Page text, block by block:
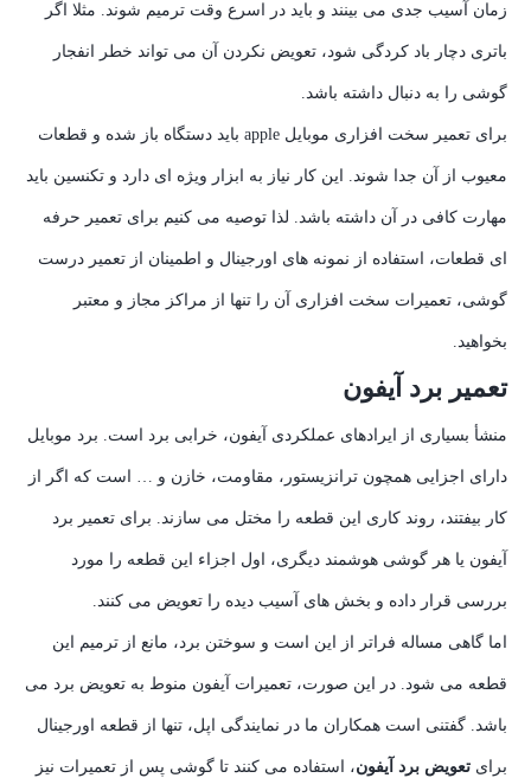
زمان آسیب جدی می بینند و باید در اسرع وقت ترمیم شوند. مثلا اگر
باتری دچار باد کردگی شود، تعویض نکردن آن می تواند خطر انفجار
گوشی را به دنبال داشته باشد.
برای تعمیر سخت افزاری موبایل apple باید دستگاه باز شده و قطعات
معیوب از آن جدا شوند. این کار نیاز به ابزار ویژه ای دارد و تکنسین باید
مهارت کافی در آن داشته باشد. لذا توصیه می کنیم برای تعمیر حرفه
ای قطعات، استفاده از نمونه های اورجینال و اطمینان از تعمیر درست
گوشی، تعمیرات سخت افزاری آن را تنها از مراکز مجاز و معتبر
بخواهید.
تعمیر برد آیفون
منشأ بسیاری از ایرادهای عملکردی آیفون، خرابی برد است. برد موبایل
دارای اجزایی همچون ترانزیستور، مقاومت، خازن و … است که اگر از
کار بیفتند، روند کاری این قطعه را مختل می سازند. برای تعمیر برد
آیفون یا هر گوشی هوشمند دیگری، اول اجزاء این قطعه را مورد
بررسی قرار داده و بخش های آسیب دیده را تعویض می کنند.
اما گاهی مساله فراتر از این است و سوختن برد، مانع از ترمیم این
قطعه می شود. در این صورت، تعمیرات آیفون منوط به تعویض برد می
باشد. گفتنی است همکاران ما در نمایندگی اپل، تنها از قطعه اورجینال
برای تعویض برد آیفون، استفاده می کنند تا گوشی پس از تعمیرات نیز